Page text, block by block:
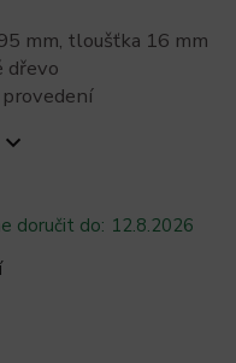
doručit do: 12.8.2026
mm, tloušťka 16 mm
dřevo